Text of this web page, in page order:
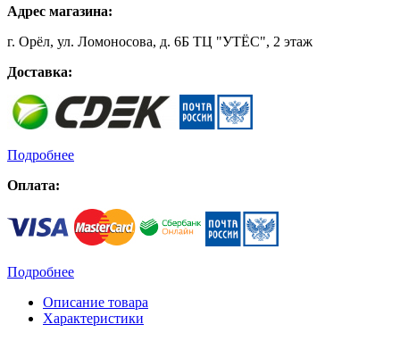
Адрес магазина:
г. Орёл, ул. Ломоносова, д. 6Б ТЦ "УТЁС", 2 этаж
Доставка:
Подробнее
Оплата:
Подробнее
Описание товара
Характеристики